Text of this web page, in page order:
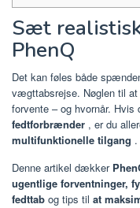
Sæt
PhenQ
Det kan føles både
vægttabsrejse. Nøglen til
forvente – og hvornår. Hvis
fedtforbrænder , er du
multifunktionelle tilgang
Denne artikel dækker
ugentlige forventninger,
fedttab og tips til at